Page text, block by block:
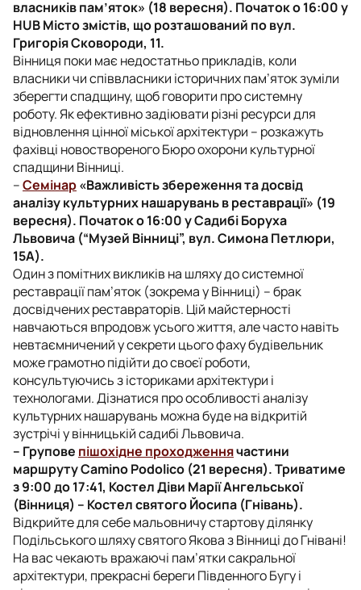
власників пам’яток» (18 вересня). Початок о 16:00 у
HUB Місто змістів, що розташований по вул.
Григорія Сковороди, 11.
Вінниця поки має недостатньо прикладів, коли
власники чи співвласники історичних пам’яток зуміли
зберегти спадщину, щоб говорити про системну
роботу. Як ефективно задіювати різні ресурси для
відновлення цінної міської архітектури – розкажуть
фахівці новоствореного Бюро охорони культурної
спадщини Вінниці.
–Семінар«Важливість збереження та досвід
аналізу культурних нашарувань в реставрації» (19
вересня). Початок о 16:00 у Садибі Боруха
Львовича (“Музей Вінниці”, вул. Симона Петлюри,
15А).
Один з помітних викликів на шляху до системної
реставрації пам’яток (зокрема у Вінниці) – брак
досвідчених реставраторів. Цій майстерності
навчаються впродовж усього життя, але часто навіть
невтаємничений у секрети цього фаху будівельник
може грамотно підійти до своєї роботи,
консультуючись з істориками архітектури і
технологами. Дізнатися про особливості аналізу
культурних нашарувань можна буде на відкритій
зустрічі у вінницькій садибі Львовича.
– Групове пішохідне проходженнячастини
маршруту Camino Podolico (21 вересня). Триватиме
з 9:00 до 17:41, Костел Діви Марії Ангельської
(Вінниця) – Костел святого Йосипа (Гнівань).
Відкрийте для себе мальовничу стартову ділянку
Подільського шляху святого Якова з Вінниці до Гнівані!
На вас чекають вражаючі пам’ятки сакральної
архітектури, прекрасні береги Південного Бугу і